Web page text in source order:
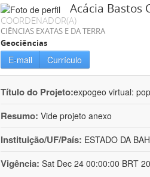
Acácia Bastos
COORDENADOR(A)
CIÊNCIAS EXATAS E DA TERRA
Geociências
E-mail Currículo
Título do Projeto:expogeo virtual:
Resumo: Vide projeto anexo
Instituição/UF/País: ESTADO DA
Vigência: Sat Dec 24 00:00:00 BRT